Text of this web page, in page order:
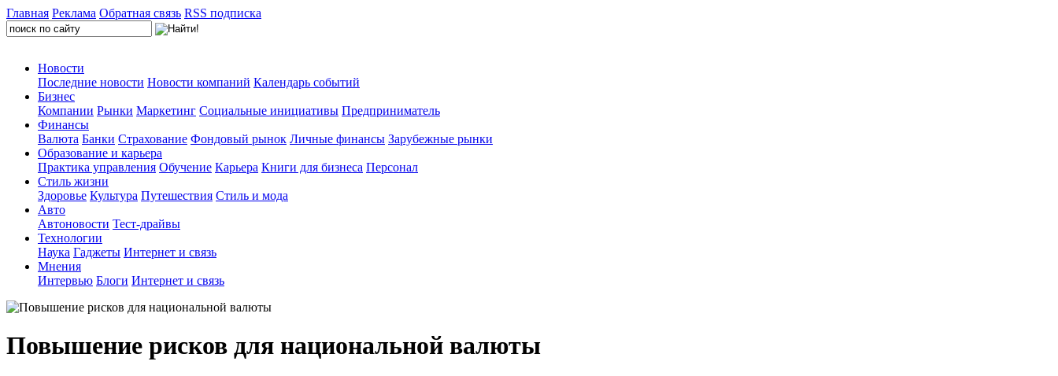
Главная Реклама Обратная связь RSS подписка
Новости
Последние новости Новости компаний Календарь событий
Бизнес
Компании Рынки Маркетинг Социальные инициативы Предприниматель
Финансы
Валюта Банки Страхование Фондовый рынок Личные финансы Зарубежные рынки
Образование и карьера
Практика управления Обучение Карьера Книги для бизнеса Персонал
Стиль жизни
Здоровье Культура Путешествия Стиль и мода
Авто
Автоновости Тест-драйвы
Технологии
Наука Гаджеты Интернет и связь
Мнения
Интервью Блоги Интернет и связь
Повышение рисков для национальной валюты